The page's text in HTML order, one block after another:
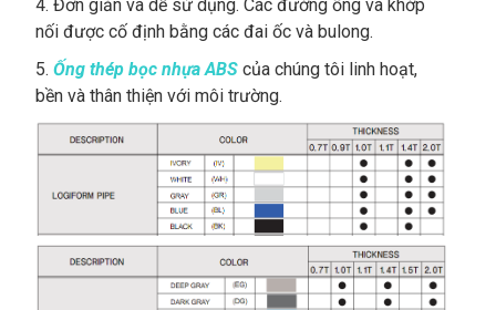
4. Đơn giản và dễ sử dụng. Các đường ống và khớp
nối được cố định bằng các đai ốc và bulong.
5. Ống thép bọc nhựa ABScủa chúng tôi linh hoạt,
bền và thân thiện với môi trường.